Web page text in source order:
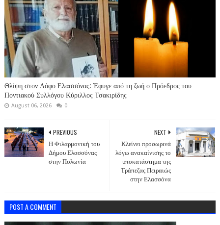
Θλίψη στον Λόφο Ελασσόνας: Έφυγε από τη ζωή ο Πρόεδρος του
Ποντιακού Συλλόγου Κύριλλος Τσακιρίδης
August 06, 2026 0
NEXT
Κλείνει προσωρινά
λόγω ανακαίνισης το
υποκατάστημα της
Τράπεζας Πειραιώς
στην Ελασσόνα
PREVIOUS
Η Φιλαρμονική του
Δήμου Ελασσόνας
στην Πολωνία
POST A COMMENT